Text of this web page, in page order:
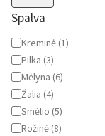
Spalva
Spalva
Kreminė (1)
Pilka (3)
Mėlyna (6)
Žalia (4)
Smėlio (5)
Rožinė (8)